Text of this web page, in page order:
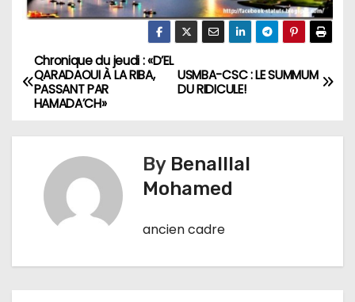
N
a
v
t
USMBA-CSC : LE SUMMUM
DU RIDICULE!
Chronique du jeudi : «D’EL
QARADAOUI À LA RIBA,
PASSANT PAR
HAMADA’CH»
By Benalllal
Mohamed
ancien cadre